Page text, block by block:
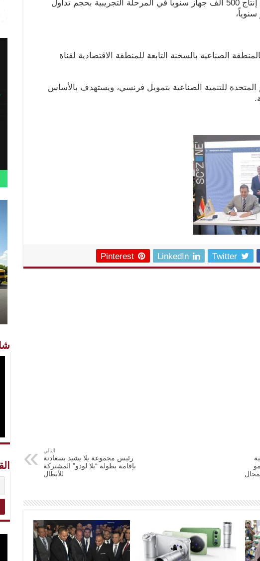
حيث يستهدف المشروع إنتاج 500 ألف جهاز سنوياً في المرحلة التجريبية بحجم تداول
الصناعية بالسخنة التابعة للمنطقة الاقتصادية لقناة
للتنمية الصناعية بتمويل فرنسي، ويستهدف بالأساس
Twitter
LinkedIn
Pinterest
التالي
رئيس مجموعة يلا يشيد بسعادتة
بإقامة بطولة “يلا لودو” المشتركة
للأبطال